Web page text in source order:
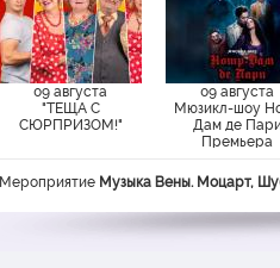
09 августа
"ТЕЩА С
СЮРПРИЗОМ!"
09 августа
Мюзикл-шоу
Дам де
Премьера
Мероприятие Музыка Вены. Моцарт,